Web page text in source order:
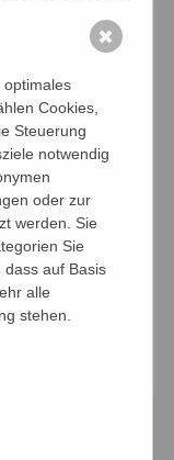
50+. Keine
für
mit
Uhr –
€ 90,--/
Gäste
optimales
Cookies,
Steuerung
notwendig
oder zur
werden. Sie
Sie
dass auf Basis
alle
stehen.
✖